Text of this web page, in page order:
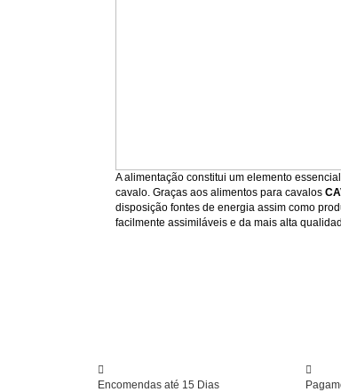
A alimentação constitui um elemento
cavalo. Graças aos alimentos para cavalos
disposição fontes de energia assim como
facilmente assimiláveis e da mais alta
Encomendas até 15 Dias